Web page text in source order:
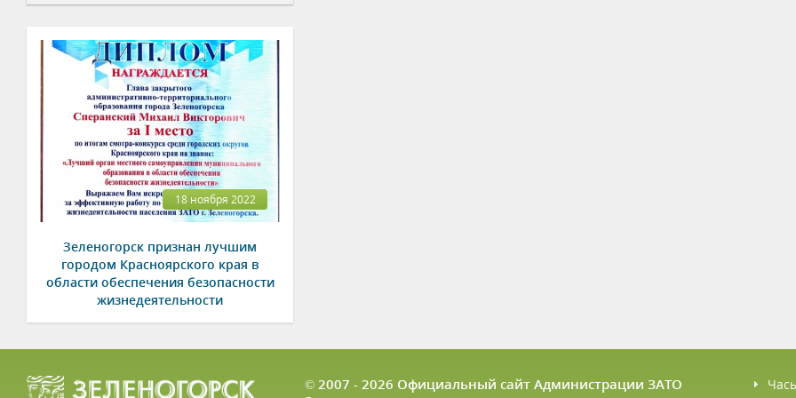
18 ноября 2022
Зеленогорск признан лучшим
городом Красноярского края в
области обеспечения безопасности
жизнедеятельности
© 2007 - 2026 Официальный сайт Администрации ЗАТО